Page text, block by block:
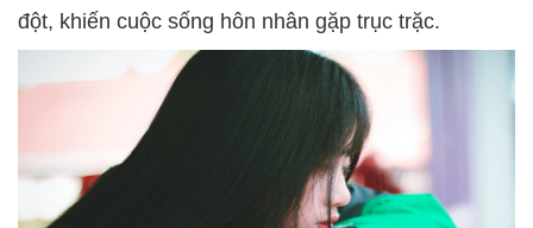
đột, khiến cuộc sống hôn nhân gặp trục trặc.